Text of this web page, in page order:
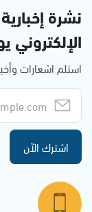
نشرة
الإلكتروني
استلم اشعارات
اشترك الآن